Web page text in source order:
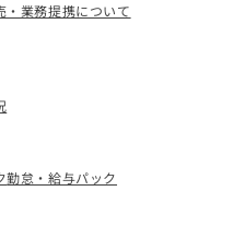
・業務提携について
勤怠・給与パック